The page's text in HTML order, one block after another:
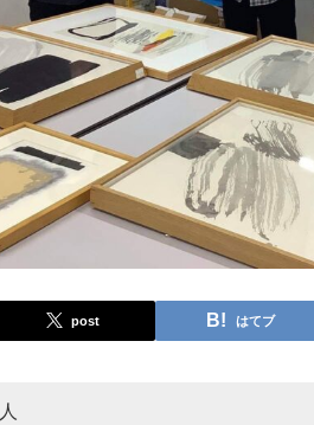
post はてブ